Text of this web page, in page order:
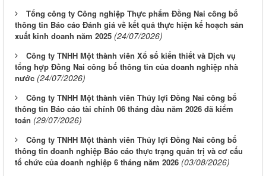
Tổng công ty Công nghiệp Thực phẩm Đồng Nai công bố
thông tin Báo cáo Đánh giá về kết quả thực hiện kế hoạch sản
xuất kinh doanh năm 2025 (24/07/2026)
Công ty TNHH Một thành viên Xổ số kiến thiết và Dịch vụ
tổng hợp Đồng Nai công bố thông tin của doanh nghiệp nhà
nước (24/07/2026)
Công ty TNHH Một thành viên Thủy lợi Đồng Nai công bố
thông tin Báo cáo tài chính 06 tháng đầu năm 2026 đã kiểm
toán (29/07/2026)
Công ty TNHH Một thành viên Thủy lợi Đồng Nai công bố
thông tin doanh nghiệp Báo cáo thực trạng quản trị và cơ cấu
tổ chức của doanh nghiệp 6 tháng năm 2026 (03/08/2026)